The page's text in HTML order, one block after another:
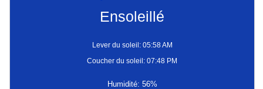
Ensoleillé
Lever du soleil: 05:58 AM
Coucher du soleil: 07:48 PM
Humidité: 56%